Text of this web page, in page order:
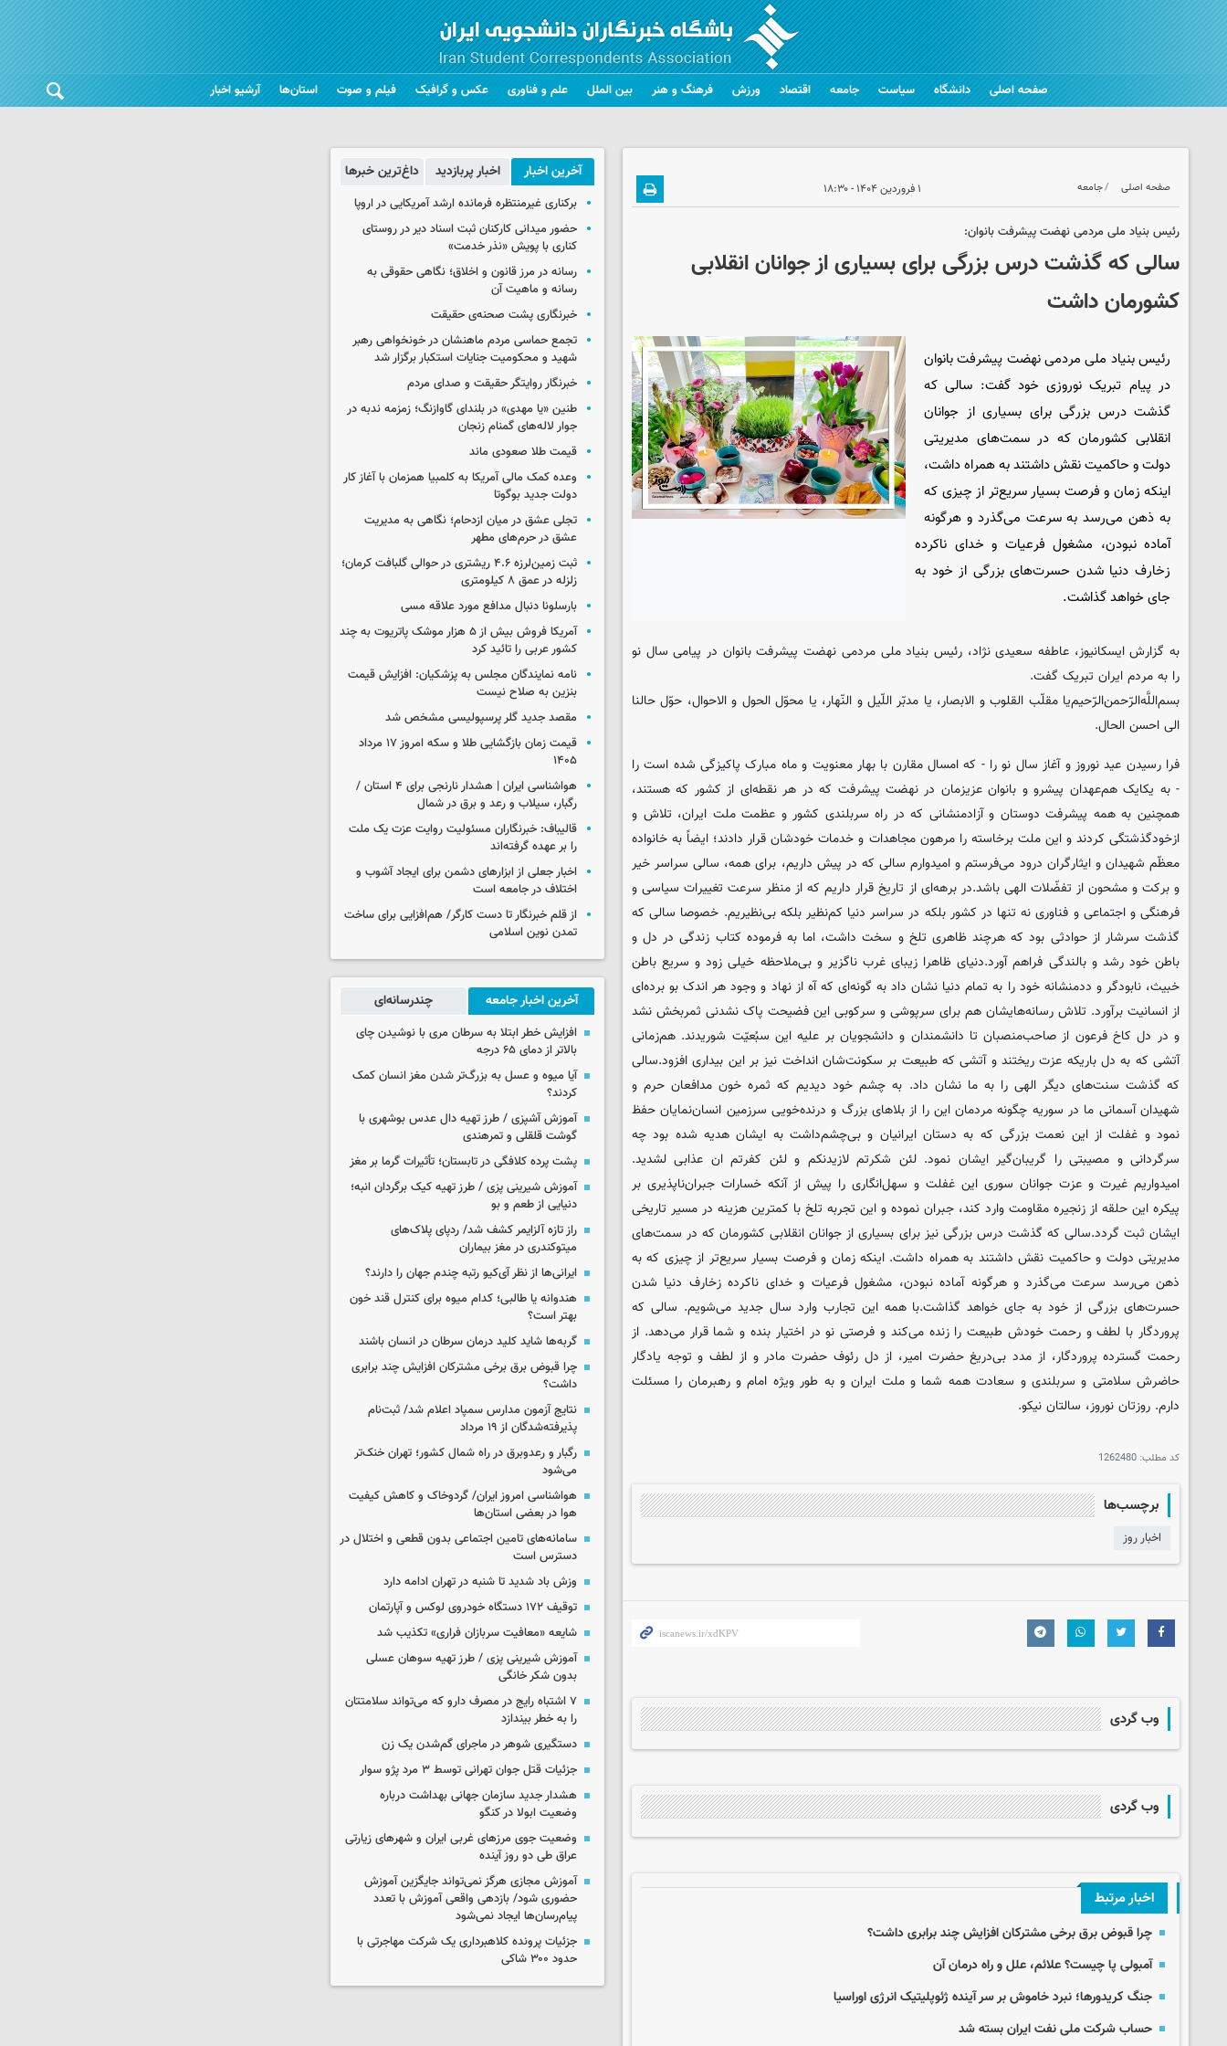
صفحه اصلی دانشگاه سیاست جامعه اقتصاد ورزش فرهنگ و هنر بین الملل علم و فناوری عکس و گرافیک فیلم و صوت استان‌ها آرشیو اخبار
صفحه اصلی جامعه ۱ فروردین ۱۴۰۴ - ۱۸:۳۰
رئیس بنیاد ملی مردمی نهضت پیشرفت بانوان:
سالی که گذشت درس بزرگی برای بسیاری از جوانان انقلابی
کشورمان داشت
رئیس بنیاد ملی مردمی نهضت پیشرفت بانوان
در پیام تبریک نوروزی خود گفت: سالی که
گذشت درس بزرگی برای بسیاری از جوانان
انقلابی کشورمان که در سمت‌های مدیریتی
دولت و حاکمیت نقش داشتند به همراه داشت،
اینکه زمان و فرصت بسیار سریع‌تر از چیزی که
به ذهن می‌رسد به سرعت می‌گذرد و هرگونه
آماده نبودن، مشغول فرعیات و خدای ناکرده
زخارف دنیا شدن حسرت‌های بزرگی از خود به
جای خواهد گذاشت.
به گزارشایسکانیوز، عاطفه سعیدی نژاد، رئیس بنیاد ملی مردمی نهضت پیشرفت بانوان در پیامی سال نو
را به مردم ایران تبریک گفت.
بسم‌اللَّه‌الرّحمن‌الرّحیم‌یا مقلّب القلوب و الابصار، یا مدبّر اللّیل و النّهار، یا محوّل الحول و الاحوال، حوّل حالنا
الی احسن الحال.
فرا رسیدن عید نوروز و آغاز سال نو را - که امسال مقارن با بهار معنویت و ماه مبارک پاکیزگی شده است را
- به یکایک هم‌عهدان پیشرو و بانوان عزیزمان در نهضت پیشرفت که در هر نقطه‌ای از کشور که هستند،
همچنین به همه پیشرفت دوستان و آزادمنشانی که در راه سربلندی کشور و عظمت ملت ایران، تلاش و
ازخودگذشتگی کردند و این ملت برخاسته را مرهون مجاهدات و خدمات خودشان قرار دادند؛ ایضاً به خانواده
معظّم شهیدان و ایثارگران درود می‌فرستم و امیدوارم سالی که در پیش داریم، برای همه، سالی سراسر خیر
و برکت و مشحون از تفضّلات الهی باشد.در برهه‌ای از تاریخ قرار داریم که از منظر سرعت تغییرات سیاسی و
فرهنگی و اجتماعی و فناوری نه تنها در کشور بلکه در سراسر دنیا کم‌نظیر بلکه بی‌نظیریم. خصوصا سالی که
گذشت سرشار از حوادثی بود که هرچند ظاهری تلخ و سخت داشت، اما به فرموده کتاب زندگی در دل و
باطن خود رشد و بالندگی فراهم آورد.دنیای ظاهرا زیبای غرب ناگزیر و بی‌ملاحظه خیلی زود و سریع باطن
خبیث، نابودگر و ددمنشانه‌ خود را به تمام دنیا نشان داد به گونه‌ای که آه از نهاد و وجود هر اندک بو برده‌ای
از انسانیت برآورد. تلاش رسانه‌هایشان هم برای سرپوشی و سرکوبی این فضیحت پاک نشدنی ثمربخش نشد
و در دل کاخ فرعون از صاحب‌منصبان تا دانشمندان و دانشجویان بر علیه این سبُعیّت شوریدند. هم‌زمانی
آتشی که به دل باریکه عزت ریختند و آتشی که طبیعت بر سکونت‌شان انداخت نیز بر این بیداری افزود.سالی
که گذشت سنت‌های دیگر الهی را به ما نشان داد. به چشم خود دیدیم که ثمره خون مدافعان حرم و
شهیدان آسمانی ما در سوریه چگونه مردمان این را از بلاهای بزرگ و درنده‌خویی سرزمین انسان‌نمایان حفظ
نمود و غفلت از این نعمت بزرگی که به دستان ایرانیان و بی‌چشم‌داشت به ایشان هدیه شده بود چه
سرگردانی‌ و مصیبتی را گریبان‌گیر ایشان نمود. لئن شکرتم لازیدنکم و لئن کفرتم ان عذابی لشدید.
امیدواریم غیرت و عزت جوانان سوری این غفلت و سهل‌انگاری را پیش از آنکه خسارات جبران‌ناپذیری بر
پیکره این حلقه از زنجیره مقاومت وارد کند، جبران نموده و این تجربه تلخ با کمترین هزینه در مسیر تاریخی
ایشان ثبت گردد.سالی که گذشت درس بزرگی نیز برای بسیاری از جوانان انقلابی کشورمان که در سمت‌های
مدیریتی دولت و حاکمیت نقش داشتند به همراه داشت. اینکه زمان و فرصت بسیار سریع‌تر از چیزی که به
ذهن می‌رسد سرعت می‌گذرد و هرگونه آماده نبودن، مشغول فرعیات و خدای ناکرده زخارف دنیا شدن
حسرت‌های بزرگی از خود به جای خواهد گذاشت.با همه این تجارب وارد سال جدید می‌شویم. سالی که
پروردگار با لطف و رحمت خودش طبیعت را زنده می‌کند و فرصتی نو در اختیار بنده و شما قرار می‌دهد. از
رحمت گسترده‌ پروردگار، از مدد بی‌دریغ حضرت امیر، از دل رئوف حضرت مادر و از لطف و توجه یادگار
حاضرش سلامتی و سربلندی و سعادت همه شما و ملت ایران و به طور ویژه امام و رهبرمان را مسئلت
دارم. روزتان نوروز، سالتان نیکو.
کد مطلب: 1262480
برچسب‌ها
اخبار روز
وب گردی
وب گردی
اخبار مرتبط
چرا قبوض برق برخی مشترکان افزایش چند برابری داشت؟
آمبولی پا چیست؟ علائم، علل و راه درمان آن
جنگ کریدورها؛ نبرد خاموش بر سر آینده ژئوپلیتیک انرژی اوراسیا
حساب‌ شرکت ملی نفت ایران بسته شد
آخرین اخبار اخبار پربازدید داغ‌ترین خبرها
برکناری غیرمنتظره فرمانده ارشد آمریکایی در اروپا
حضور میدانی کارکنان ثبت اسناد دیر در روستای
کناری با پویش «نذر خدمت»
رسانه در مرز قانون و اخلاق؛ نگاهی حقوقی به
رسانه و ماهیت آن
خبرنگاری پشت صحنه‌ی حقیقت
تجمع حماسی مردم ماهنشان در خونخواهی رهبر
شهید و محکومیت جنایات استکبار برگزار شد
خبرنگار روایتگر حقیقت و صدای مردم
طنین «یا مهدی» در بلندای گاوازنگ؛ زمزمه ندبه در
جوار لاله‌های گمنام زنجان
قیمت طلا صعودی ماند
وعده کمک مالی آمریکا به کلمبیا همزمان با آغاز کار
دولت جدید بوگوتا
تجلی عشق در میان ازدحام؛ نگاهی به مدیریت
عشق در حرم‌های مطهر
ثبت زمین‌لرزه ۴.۶ ریشتری در حوالی گلبافت کرمان؛
زلزله در عمق ۸ کیلومتری
بارسلونا دنبال مدافع مورد علاقه مسی
آمریکا فروش بیش از ۵ هزار موشک پاتریوت به چند
کشور عربی را تائید کرد
نامه نمایندگان مجلس به پزشکیان: افزایش قیمت
بنزین به صلاح نیست
مقصد جدید گلر پرسپولیسی مشخص شد
قیمت زمان بازگشایی طلا و سکه امروز ۱۷ مرداد
۱۴۰۵
هواشناسی ایران | هشدار نارنجی برای ۴ استان /
رگبار، سیلاب و رعد و برق در شمال
قالیباف: خبرنگاران مسئولیت روایت عزت یک ملت
را بر عهده گرفته‌اند
اخبار جعلی از ابزارهای دشمن برای ایجاد آشوب و
اختلاف در جامعه است
از قلم خبرنگار تا دست کارگر/ هم‌افزایی برای ساخت
تمدن نوین اسلامی
آخرین اخبار جامعه چندرسانه‌ای
افزایش خطر ابتلا به سرطان مری با نوشیدن چای
بالاتر از دمای ۶۵ درجه
آیا میوه و عسل به بزرگ‌تر شدن مغز انسان کمک
کردند؟
آموزش آشپزی / طرز تهیه دال عدس بوشهری با
گوشت قلقلی و تمرهندی
پشت پرده کلافگی در تابستان؛ تأثیرات گرما بر مغز
آموزش شیرینی پزی / طرز تهیه کیک برگردان انبه؛
دنیایی از طعم و بو
راز تازه آلزایمر کشف شد/ ردپای پلاک‌های
میتوکندری در مغز بیماران
ایرانی‌ها از نظر آی‌کیو رتبه چندم جهان را دارند؟
هندوانه یا طالبی؛ کدام‌ میوه برای کنترل قند خون
بهتر است؟
گربه‌ها شاید کلید درمان سرطان در انسان باشند
چرا قبوض برق برخی مشترکان افزایش چند برابری
داشت؟
نتایج آزمون مدارس سمپاد اعلام شد/ ثبت‌نام
پذیرفته‌شدگان از ۱۹ مرداد
رگبار و رعدوبرق در راه شمال کشور؛ تهران خنک‌تر
می‌شود
هواشناسی امروز ایران/ گردوخاک و کاهش کیفیت
هوا در بعضی استان‌ها
سامانه‌های تامین اجتماعی بدون قطعی و اختلال در
دسترس است
وزش باد شدید تا شنبه در تهران ادامه دارد
توقیف ۱۷۲ دستگاه خودروی لوکس و آپارتمان
شایعه «معافیت سربازان فراری» تکذیب شد
آموزش شیرینی پزی / طرز تهیه سوهان عسلی
بدون شکر خانگی
۷ اشتباه رایج در مصرف دارو که می‌تواند سلامتتان
را به خطر بیندازد
دستگیری شوهر در ماجرای گم‌شدن یک زن
جزئیات قتل جوان تهرانی توسط ۳ مرد پژو سوار
هشدار جدید سازمان جهانی بهداشت درباره
وضعیت ابولا در کنگو
وضعیت جوی مرزهای غربی ایران و شهرهای زیارتی
عراق طی دو روز آینده
آموزش مجازی هرگز نمی‌تواند جایگزین آموزش
حضوری شود/ بازدهی واقعی آموزش با تعدد
پیام‌رسان‌ها ایجاد نمی‌شود
جزئیات پرونده کلاهبرداری یک شرکت مهاجرتی با
حدود ۳۰۰ شاکی